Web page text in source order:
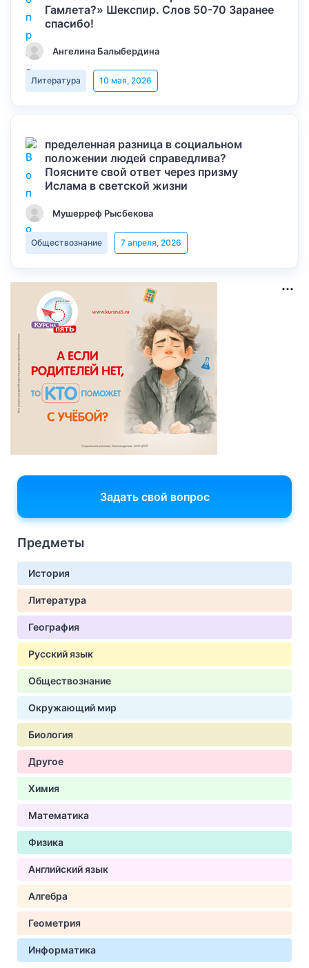
Гамлета?» Шекспир. Слов 50-70 Заранее
спасибо!
Ангелина Балыбердина
Литература 10 мая, 2026
пределенная разница в социальном
положении людей справедлива?
Поясните свой ответ через призму
Ислама в светской жизни
Мушерреф Рысбекова
Обществознание 7 апреля, 2026
Задать свой вопрос
Предметы
История
Литература
География
Русский язык
Обществознание
Окружающий мир
Биология
Другое
Химия
Математика
Физика
Английский язык
Алгебра
Геометрия
Информатика